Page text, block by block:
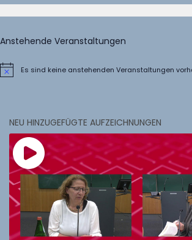
Anstehende Veranstaltungen
HinweisEs sind keine anstehenden Veranstaltungen
NEU HINZUGEFÜGTE AUFZEICHNUNGEN